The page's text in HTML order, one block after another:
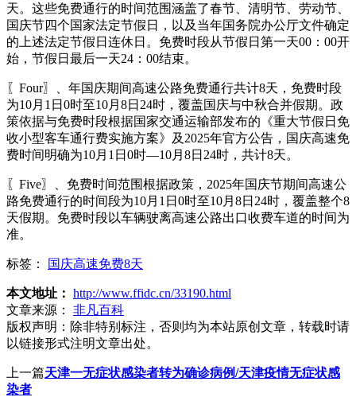
天。这些免费通行的时间范围涵盖了春节、清明节、劳动节、
国庆节四个国家法定节假日，以及当年国务院办公厅文件确定
的上述法定节假日连休日。免费时段从节假日第一天00：00开
始，节假日最后一天24：00结束。
〖Four〗、年国庆期间高速公路免费通行共计8天，免费时段
为10月1日0时至10月8日24时，覆盖国庆与中秋合并假期。政
策依据与免费时段根据国家交通运输部发布的《重大节假日免
收小型客车通行费实施方案》及2025年官方公告，国庆高速免
费时间明确为10月1日0时—10月8日24时，共计8天。
〖Five〗、免费时间范围根据政策，2025年国庆节期间高速公
路免费通行的时间段为10月1日0时至10月8日24时，覆盖整个8
天假期。免费时段以车辆驶离高速公路出口收费车道的时间为
准。
标签： 国庆高速免费8天
本文地址： http://www.ffidc.cn/33190.html
文章来源：
非凡百科
版权声明： 除非特别标注，否则均为本站原创文章，转载时请
以链接形式注明文章出处。
上一篇天津一无症状感染者转为确诊病例/天津疫情无症状感
染者